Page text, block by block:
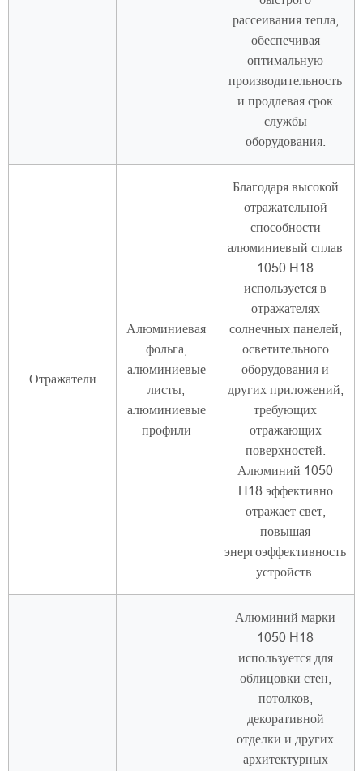
рассеивания тепла,
обеспечивая
оптимальную
производительность
и продлевая срок
службы
оборудования.
Отражатели
Алюминиевая
фольга,
алюминиевые
листы,
алюминиевые
профили
Благодаря высокой
отражательной
способности
алюминиевый сплав
1050 H18
используется в
отражателях
солнечных панелей,
осветительного
оборудования и
других приложений,
требующих
отражающих
поверхностей.
Алюминий 1050
H18 эффективно
отражает свет,
повышая
энергоэффективность
устройств.
Алюминий марки
1050 H18
используется для
облицовки стен,
потолков,
декоративной
отделки и других
архитектурных